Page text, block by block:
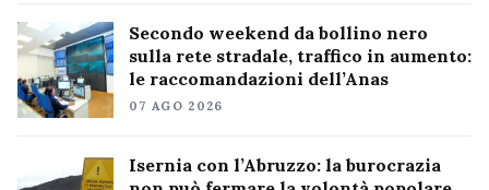
Secondo weekend da bollino nero
sulla rete stradale, traffico in aumento:
le raccomandazioni dell’Anas
07 AGO 2026
Isernia con l’Abruzzo: la burocrazia